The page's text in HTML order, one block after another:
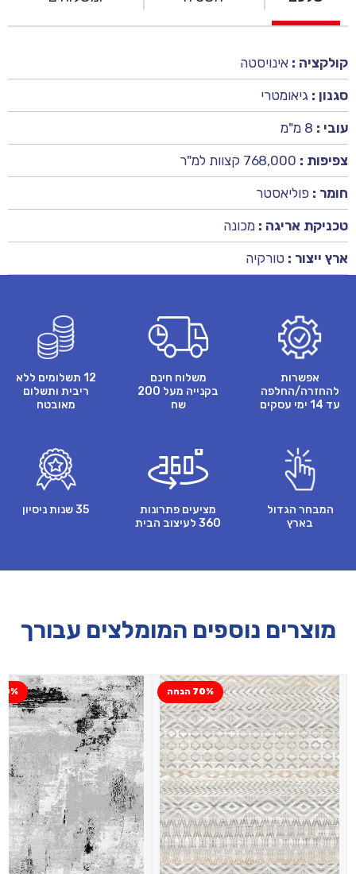
קולקציה : אינויסטה
סגנון : גיאומטרי
עובי : 8 מ"מ
צפיפות : 768,000 קצוות למ"ר
חומר : פוליאסטר
טכניקת אריגה : מכונה
ארץ ייצור : טורקיה
אפשרות
להחזרה/החלפה
עד 14 ימי עסקים
משלוח חינם
בקנייה מעל 200
שח
12 תשלומים ללא
ריבית ותשלום
מאובטח
המבחר הגדול
בארץ
מציעים פתרונות
360 לעיצוב הבית
35 שנות ניסיון
מוצרים נוספים המומלצים עבורך
70% הנחה 50%